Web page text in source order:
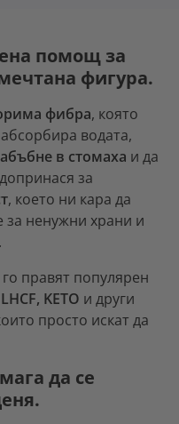
помощ за
фигура.
фибра, която
водата,
в стомаха и да
за
, което ни кара да
ненужни храни и
правят популярен
LHCF, KETO и други
просто искат да
да се